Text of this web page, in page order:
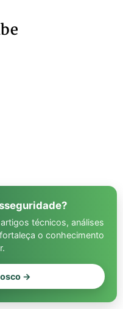
técnicos, análises
o conhecimento
→